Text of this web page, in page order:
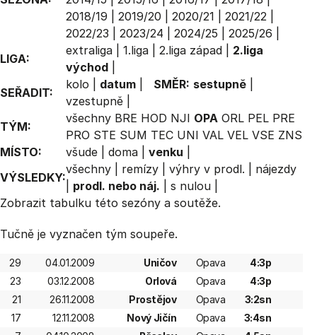
2018/19
2019/20 2020/21 2021/22
2022/23
2023/24 2024/25 2025/26
LIGA:
extraliga 1.liga 2.liga západ
2.liga
východ
SEŘADIT:
kolo datum SMĚR: sestupně
vzestupně
TÝM:
všechny BRE HOD NJI OPA ORL PEL PRE
PRO STE SUM TEC UNI VAL VEL VSE ZNS
MÍSTO:
všude doma venku
VÝSLEDKY:
všechny remízy výhry v prodl.
nájezdy
prodl. nebo náj. s nulou
Zobrazit tabulku této sezóny a soutěže.
Tučně je vyznačen tým soupeře.
29 04.01.2009 Uničov Opava
4:3p
23
03.12.2008 Orlová Opava
4:3p
21
26.11.2008 Prostějov Opava
3:2sn
17
12.11.2008 Nový Jičín Opava
3:4sn